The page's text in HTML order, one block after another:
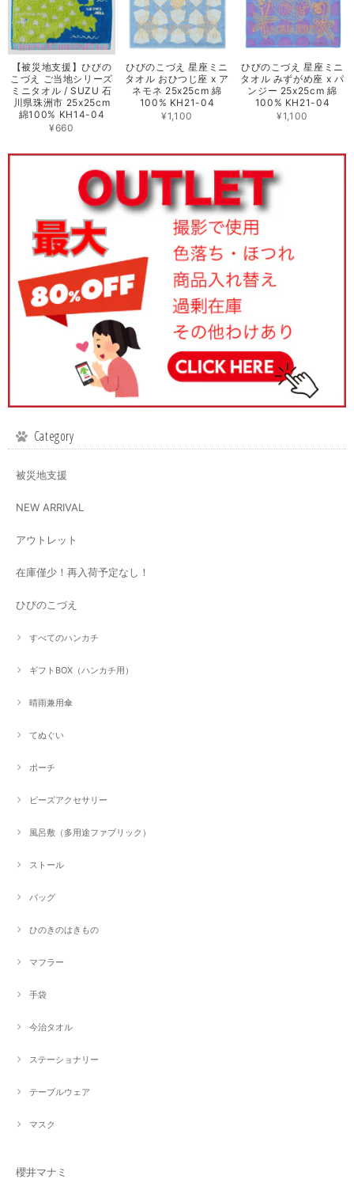
【被災地支援】ひびの
こづえ ご当地シリーズ
ミニタオル / SUZU 石
川県珠洲市 25x25cm
綿100% KH14-04
¥660
ひびのこづえ 星座ミニ
タオル おひつじ座 x ア
ネモネ 25x25cm 綿
100% KH21-04
¥1,100
ひびのこづえ 星座ミニ
タオル みずがめ座 x パ
ンジー 25x25cm 綿
100% KH21-04
¥1,100
Category
被災地支援
NEW ARRIVAL
アウトレット
在庫僅少！再入荷予定なし！
ひびのこづえ
すべてのハンカチ
ギフトBOX（ハンカチ用）
晴雨兼用傘
てぬぐい
ポーチ
ビーズアクセサリー
風呂敷（多用途ファブリック）
ストール
バッグ
ひのきのはきもの
マフラー
手袋
今治タオル
ステーショナリー
テーブルウェア
マスク
櫻井マナミ